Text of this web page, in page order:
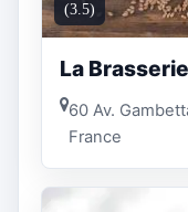
(3.5)
La
60 Av.
France